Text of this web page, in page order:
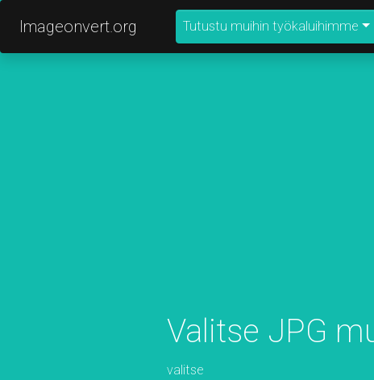
Imageonvert.org Tutustu muihin työkaluihimme
Valitse JPG
valitse